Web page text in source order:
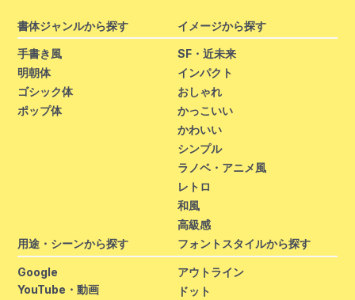
書体ジャンルから探す
手書き風
明朝体
ゴシック体
ポップ体
イメージから探す
SF・近未来
インパクト
おしゃれ
かっこいい
かわいい
シンプル
ラノベ・アニメ風
レトロ
和風
高級感
用途・シーンから探す
Google
YouTube・動画
フォントスタイルから探す
アウトライン
ドット